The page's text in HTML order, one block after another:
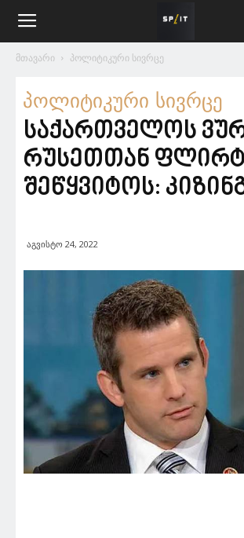
მთავარი პოლიტიკური სივრცე
პოლიტიკური სივრცე
საქართველოს
რუსეთთან
შეწყვიტოს:
აგვისტო 24, 2022